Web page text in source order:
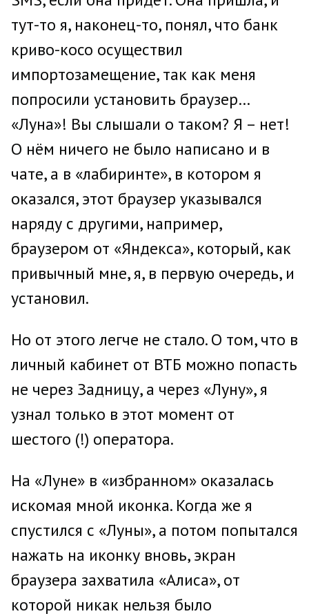
тут-то я, наконец-то, понял, что банк
криво-косо осуществил
импортозамещение, так как меня
попросили установить браузер…
«Луна»! Вы слышали о таком? Я – нет!
О нём ничего не было написано и в
чате, а в «лабиринте», в котором я
оказался, этот браузер указывался
наряду с другими, например,
браузером от «Яндекса», который, как
привычный мне, я, в первую очередь, и
установил.
Но от этого легче не стало. О том, что в
личный кабинет от ВТБ можно попасть
не через Задницу, а через «Луну», я
узнал только в этот момент от
шестого (!) оператора.
На «Луне» в «избранном» оказалась
искомая мной иконка. Когда же я
спустился с «Луны», а потом попытался
нажать на иконку вновь, экран
браузера захватила «Алиса», от
которой никак нельзя было